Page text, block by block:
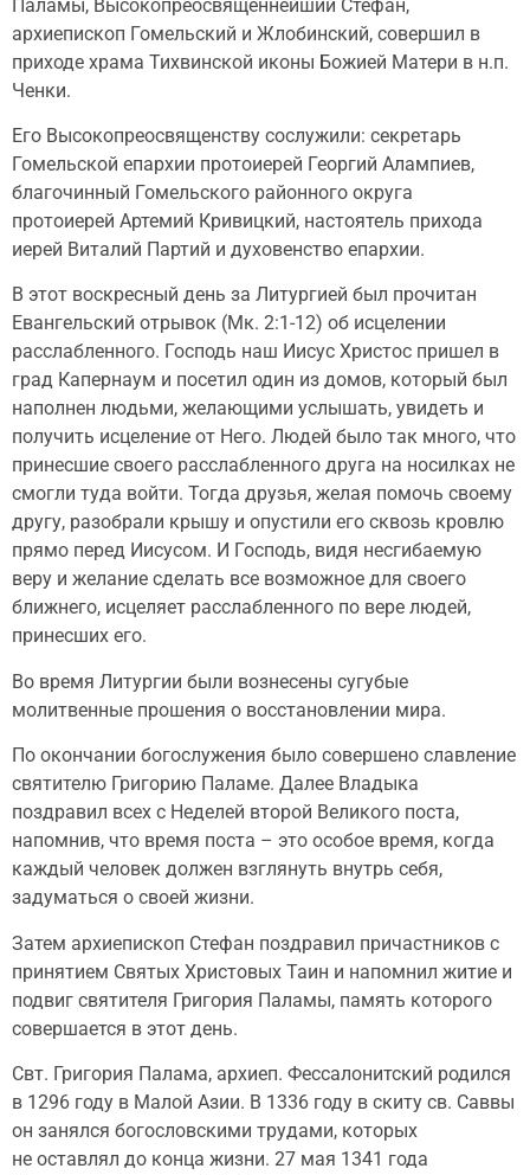
Паламы, Высокопреосвященнейший Стефан,
архиепископ Гомельский и Жлобинский, совершил в
приходе храма Тихвинской иконы Божией Матери в н.п.
Ченки.
Его Высокопреосвященству сослужили: секретарь
Гомельской епархии протоиерей Георгий Алампиев,
благочинный Гомельского районного округа
протоиерей Артемий Кривицкий, настоятель прихода
иерей Виталий Партий и духовенство епархии.
В этот воскресный день за Литургией был прочитан
Евангельский отрывок (Мк. 2:1-12) об исцелении
расслабленного. Господь наш Иисус Христос пришел в
град Капернаум и посетил один из домов, который был
наполнен людьми, желающими услышать, увидеть и
получить исцеление от Него. Людей было так много, что
принесшие своего расслабленного друга на носилках не
смогли туда войти. Тогда друзья, желая помочь своему
другу, разобрали крышу и опустили его сквозь кровлю
прямо перед Иисусом. И Господь, видя несгибаемую
веру и желание сделать все возможное для своего
ближнего, исцеляет расслабленного по вере людей,
принесших его.
Во время Литургии были вознесены сугубые
молитвенные прошения о восстановлении мира.
По окончании богослужения было совершено славление
святителю Григорию Паламе. Далее Владыка
поздравил всех с Неделей второй Великого поста,
напомнив, что время поста – это особое время, когда
каждый человек должен взглянуть внутрь себя,
задуматься о своей жизни.
Затем архиепископ Стефан поздравил причастников с
принятием Святых Христовых Таин и напомнил житие и
подвиг святителя Григория Паламы, память которого
совершается в этот день.
Свт. Григория Палама, архиеп. Фессалонитский родился
в 1296 году в Малой Азии. В 1336 году в скиту св. Саввы
он занялся богословскими трудами, которых
не оставлял до конца жизни. 27 мая 1341 года